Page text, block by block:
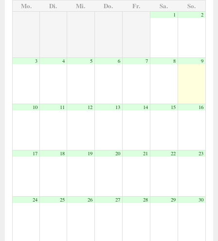
Mo. Di. Mi. Do. Fr. Sa. So.
1 2
3 4 5 6 7 8 9
10 11 12 13 14 15 16
17 18 19 20 21 22 23
24 25 26 27 28 29 30